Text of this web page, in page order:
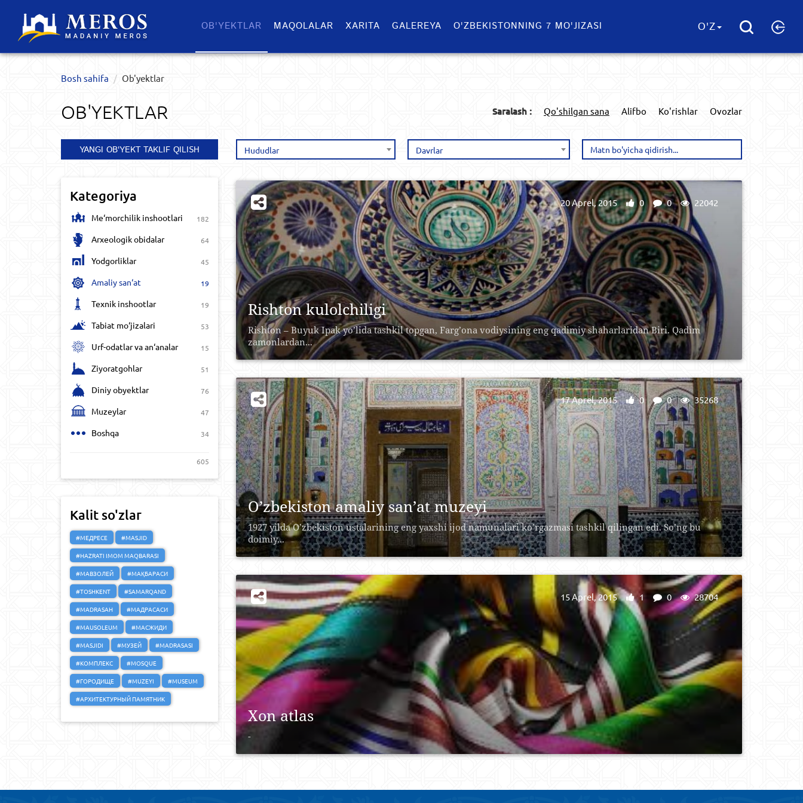
OB'YEKTLAR​ MAQOLALAR XARITA GALEREYA O'ZBEKISTONNING 7 MO'JIZASI O'Z
Bosh sahifa Ob'yektlar​
OB'YEKTLAR​ Saralash : Qo'shilgan sana Alifbo Ko'rishlar Ovozlar
YANGI OB'YEKT TAKLIF QILISH
Kategoriya
Me‘morchilik inshootlari 182
Arxeologik obidalar 64
Yodgorliklar 45
Amaliy san‘at 19
Texnik inshootlar 19
Tabiat mo‘jizalari 53
Urf-odatlar va an‘analar 15
Ziyoratgohlar 51
Diniy obyektlar 76
Muzeylar 47
Boshqa 34
605
Kalit so'zlar
#МЕДРЕСЕ
#MASJID
#HAZRATI IMOM MAQBARASI
#МАВЗОЛЕЙ
#МАҚБАРАСИ
#TOSHKENT
#SAMARQAND
#MADRASAH
#МАДРАСАСИ
#MAUSOLEUM
#МАСЖИДИ
#MASJIDI
#МУЗЕЙ
#MADRASASI
#КОМПЛЕКС
#MOSQUE
#ГОРОДИЩЕ
#MUZEYI
#MUSEUM
#АРХИТЕКТУРНЫЙ ПАМЯТНИК
Hududlar Davrlar
Rishton kulolchiligi
Rishtоn – Buyuk Ipаk yo’lidа tаshkil tоpgаn, Fаrg’оnа vоdiysining eng qаdimiy shаhаrlаridаn Biri. Qаdim
zаmоnlаrdаn...
20 Aprel, 2015 0 0 22042
O’zbekiston amaliy san’at muzeyi
1927 yilda O’zbekiston ustalarining eng yaxshi ijod namunalari ko’rgazmasi tashkil qilingan edi. So’ng bu
doimiy...
17 Aprel, 2015 0 0 35268
Xon atlas
-
15 Aprel, 2015 1 0 28704